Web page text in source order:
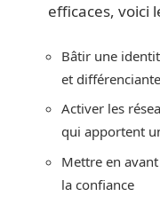
efficaces, voici
Bâtir une
et différenciante
Activer les
qui apportent
Mettre en
la confiance